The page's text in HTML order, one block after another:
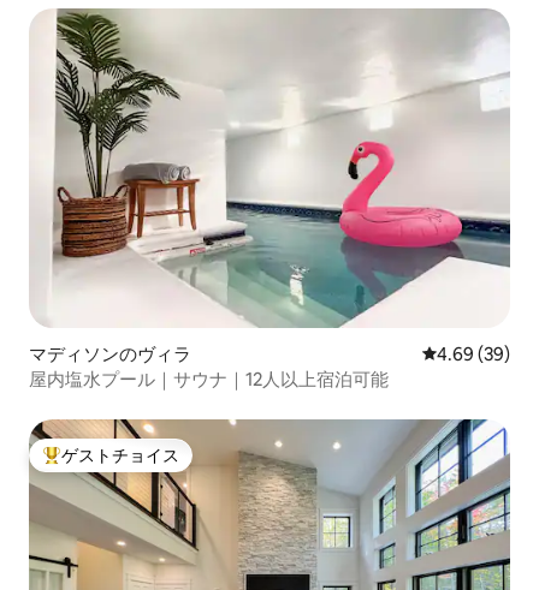
マディソンのヴィラ レビュー39
4.69 (39)
屋内塩水プール｜サウナ｜12人以上宿泊可能
大好評のゲストチョイスです。
ゲストチョイス